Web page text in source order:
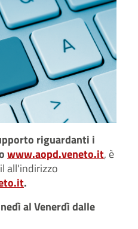
riguardanti i
www.aopd.veneto.it, è
all'indirizzo
.
al Venerdì dalle